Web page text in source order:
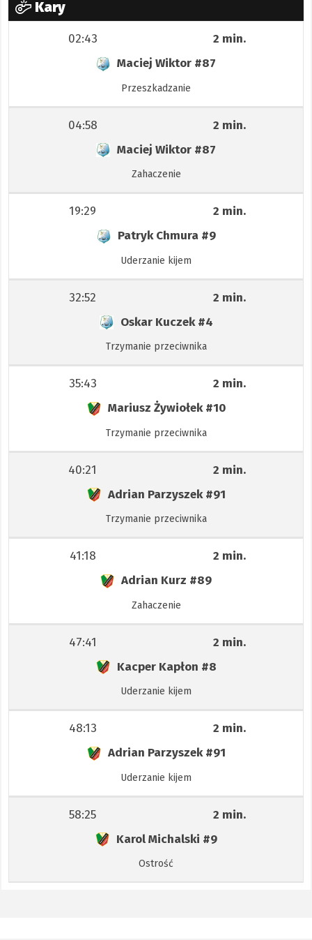
Kary
02:43
2 min.
Maciej Wiktor #87
Przeszkadzanie
04:58
2 min.
Maciej Wiktor #87
Zahaczenie
19:29
2 min.
Patryk Chmura #9
Uderzanie kijem
32:52
2 min.
Oskar Kuczek#4
Trzymanie przeciwnika
35:43
2 min.
Mariusz Żywiołek#10
Trzymanie przeciwnika
40:21
2 min.
Adrian Parzyszek#91
Trzymanie przeciwnika
41:18
2 min.
Adrian Kurz #89
Zahaczenie
47:41
2 min.
Kacper Kapłon #8
Uderzanie kijem
48:13
2 min.
Adrian Parzyszek#91
Uderzanie kijem
58:25
2 min.
Karol Michalski #9
Ostrość